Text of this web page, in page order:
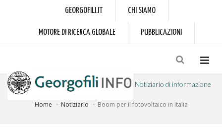
GEORGOFILI.IT CHI SIAMO
MOTORE DI RICERCA GLOBALE PUBBLICAZIONI
Notiziario di informazione
Home Notiziario Boom per il fotovoltaico in Italia